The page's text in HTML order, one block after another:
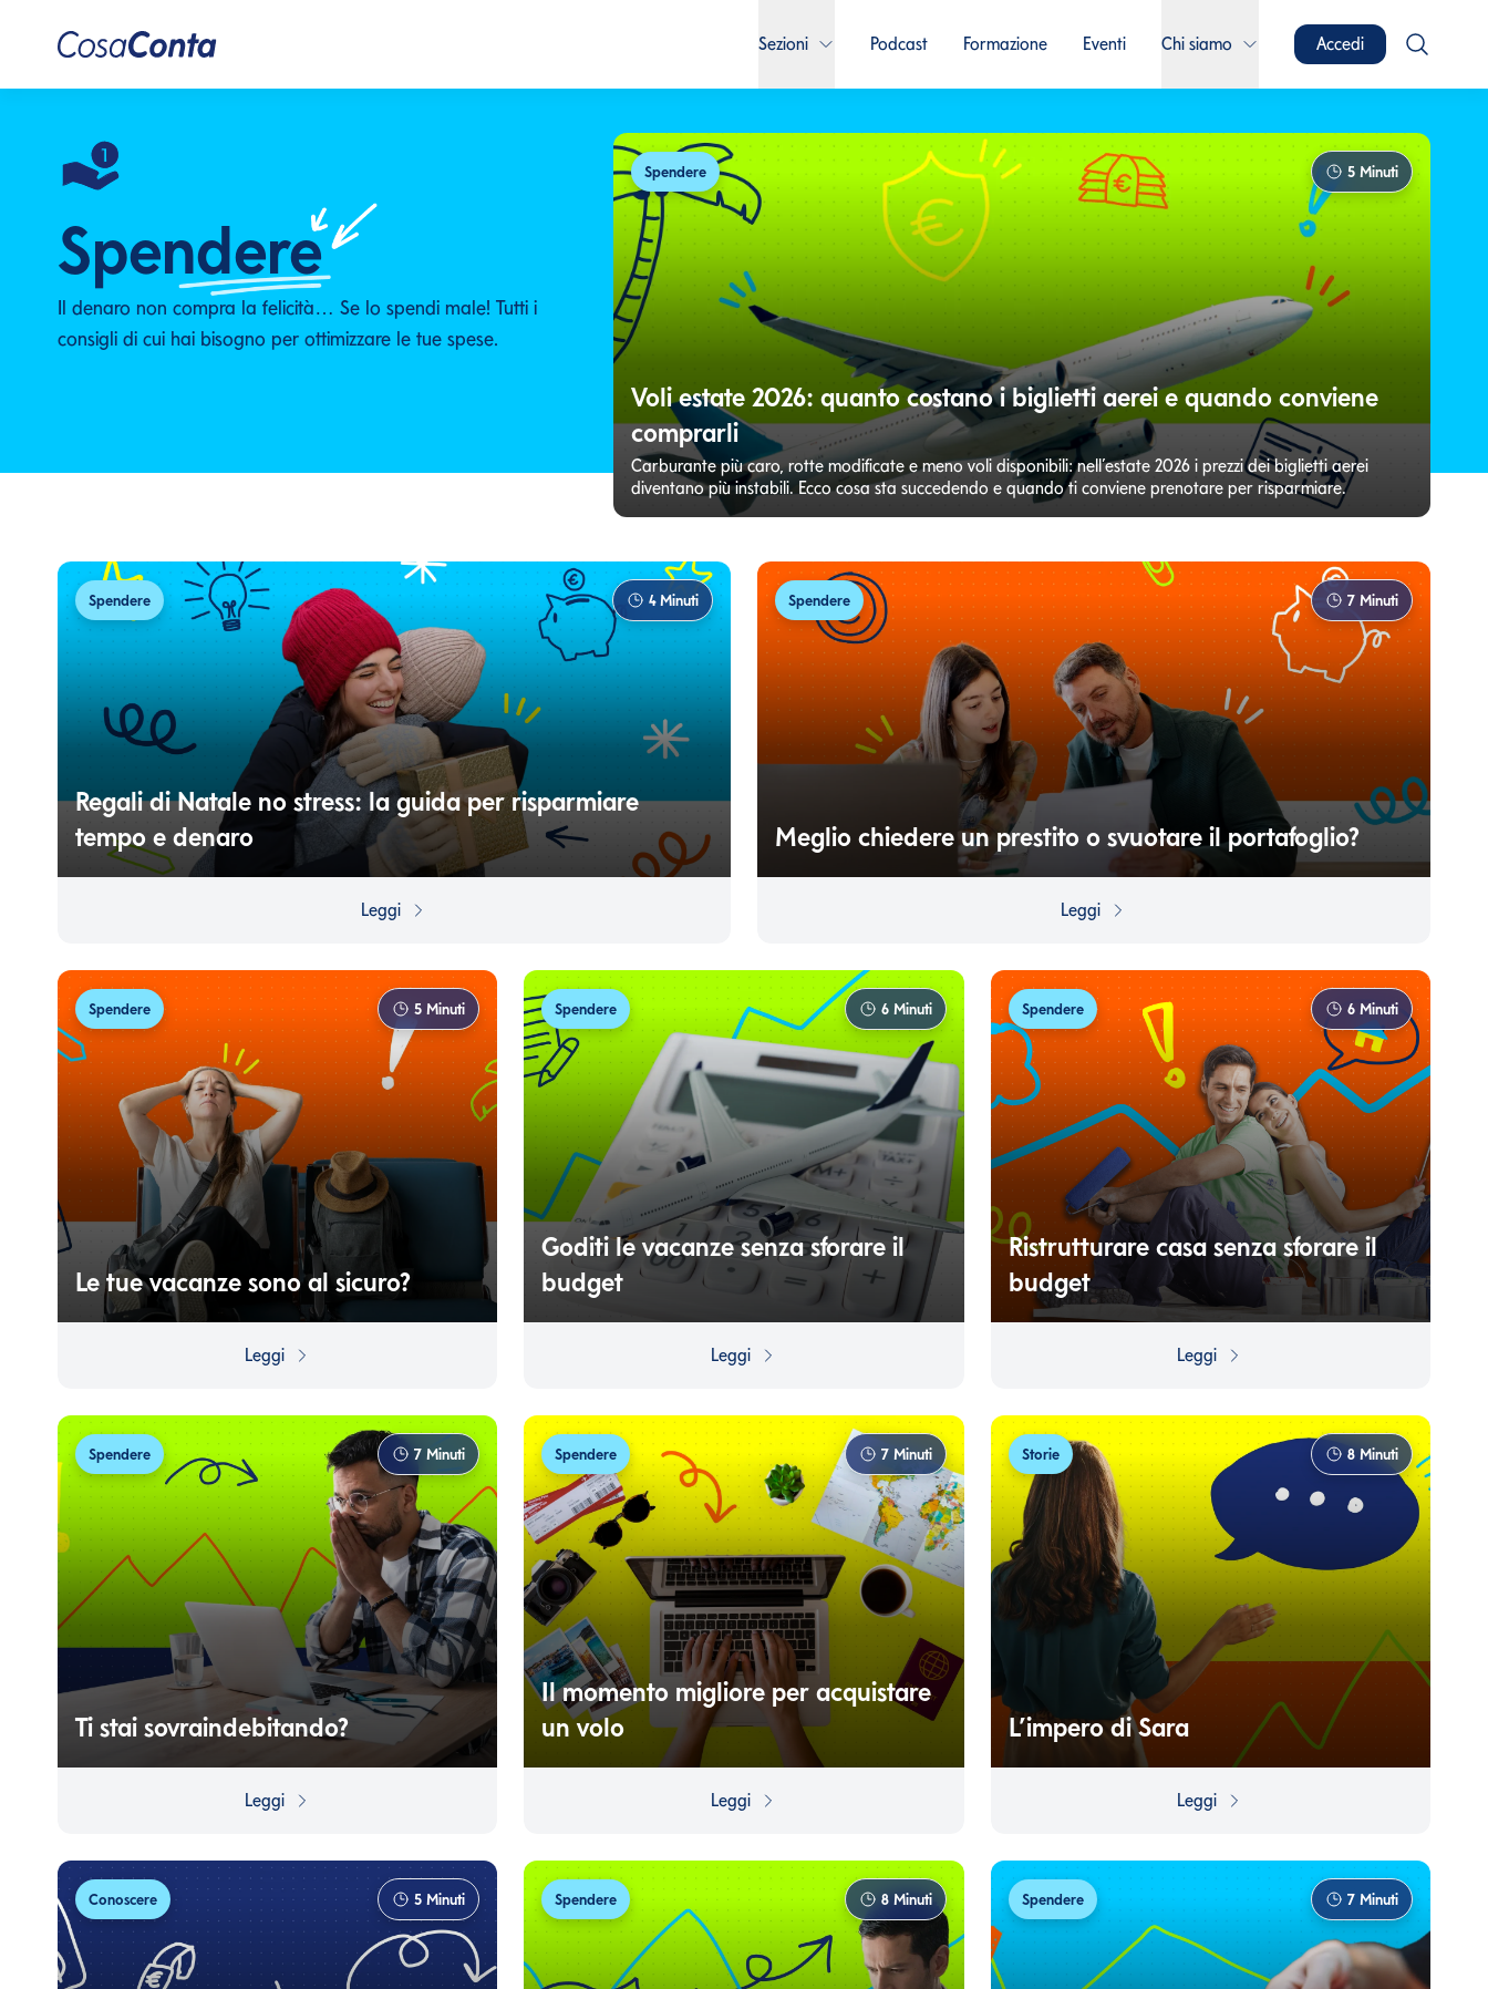
Sezioni Podcast Formazione Eventi Chi siamo Accedi
Spendere
Il denaro non compra la felicità… Se lo spendi male! Tutti i
consigli di cui hai bisogno per ottimizzare le tue spese.
Spendere 5Minuti
Voli estate 2026: quanto costano i biglietti aerei e quando conviene
comprarli
Carburante più caro, rotte modificate e meno voli disponibili: nell’estate 2026 i prezzi dei biglietti aerei
diventano più instabili. Ecco cosa sta succedendo e quando ti conviene prenotare per risparmiare.
Spendere 4Minuti
Regali di Natale no stress: la guida per risparmiare
tempo e denaro
Il Natale è un momento speciale, ma anche un periodo in cui la corsa ai regali rischia di
Leggi
Spendere 7Minuti
Meglio chiedere un prestito o svuotare il portafoglio?
Quando ti trovi di fronte ad un acquisto importante, come una nuova auto, la
prestito? La risposta dipende da diversi fattori, sia personali che finanziari.
Leggi
Spendere 5 Minuti
Le tue vacanze sono al sicuro?
Biglietti, prenotazioni, itinerari: tutto è pronto. Ma
cominciato, tra imprevisti, cancellazioni e spiacevoli
Leggi
Spendere 6Minuti
Goditi le vacanze senza sforare il
budget
importante partire con le idee chiare, soprattutto dal
Leggi
Spendere 6Minuti
Ristrutturare casa senza sforare il
budget
Quando arriva il momento di ristrutturare casa, le
trasformarsi in un salasso inaspettato. Scopri come
Leggi
Spendere 7 Minuti
Ti stai sovraindebitando?
Piccoli, debiti, con rate modeste, possono diventare un
Leggi
Spendere 7Minuti
Il momento migliore per acquistare
un volo
Non è solo una tua impressione: il prezzo dei voli
regola le fluttuazioni e scegli il momento migliore per
Leggi
Storie 8Minuti
L’impero di Sara
Come trasformare un'intuizione vincente in un prodotto
donna che ha rivoluzionato l'abbigliamento femminile.
Leggi
Conoscere 5 Minuti Spendere 8Minuti Spendere 7Minuti